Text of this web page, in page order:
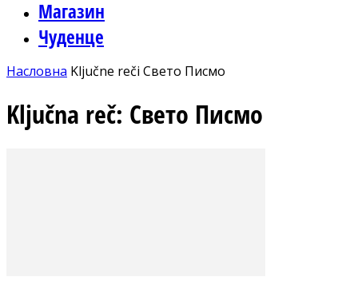
Магазин
Чуденце
Насловна Ključne reči Свето Писмо
Ključna reč: Свето Писмо